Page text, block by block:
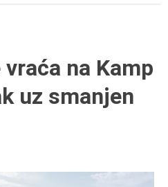
na Kamp
uz smanjen